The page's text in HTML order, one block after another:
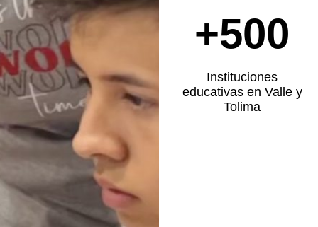
+500
Instituciones
educativas en Valle y
Tolima